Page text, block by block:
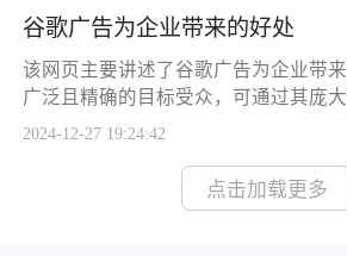
展示（根据算法决定展示广告，展示
追踪（通过管理平台后台分析各项指
谷歌广告为企业带来的好处
该网页主要讲述了谷歌广告为企业带
广泛且精确的目标受众，可通过其庞
放；广告主能掌控广告投放与预算设
知度和知名度，凭借谷歌巨大的市场
还能最大化投资回报，精准定位受众
2024-12-27 19:24:42
点击加载更多